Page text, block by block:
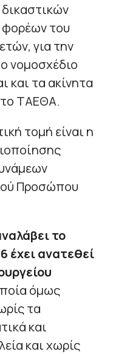
φορέων του
για την
νομοσχέδιο
και τα ακίνητα
ΤΑΕΘΑ.
τομή είναι η
Προσώπου
το
έχει ανατεθεί
όμως
τα
και
και χωρίς